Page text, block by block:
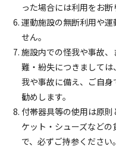
った場合には利用をお断
運動施設の無断利用や
せん。
施設内での怪我や事故
難・紛失につきまして
我や事故に備え、ご自
勧めします。
付帯器具等の使用は原
ケット・シューズなど
で、必ずご持参くださ